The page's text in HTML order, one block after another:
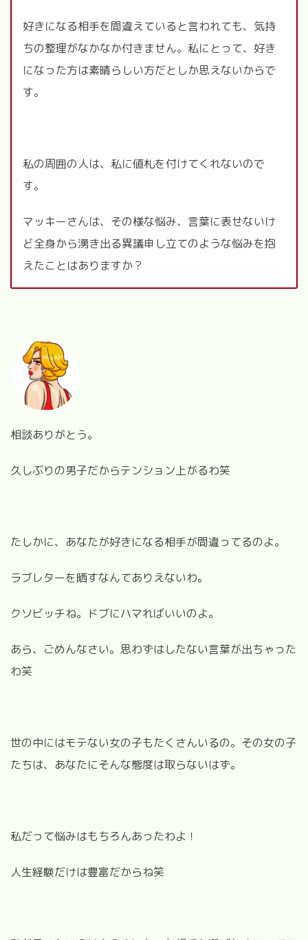
好きになる相手を間違えていると言われても、気持
ちの整理がなかなか付きません。私にとって、好き
になった方は素晴らしい方だとしか思えないからで
す。
私の周囲の人は、私に値札を付けてくれないので
す。
マッキーさんは、その様な悩み、言葉に表せないけ
ど全身から湧き出る異議申し立てのような悩みを抱
えたことはありますか？
相談ありがとう。
久しぶりの男子だからテンション上がるわ笑
たしかに、あなたが好きになる相手が間違ってるのよ。
ラブレターを晒すなんてありえないわ。
クソビッチね。ドブにハマればいいのよ。
あら、ごめんなさい。思わずはしたない言葉が出ちゃった
わ笑
世の中にはモテない女の子もたくさんいるの。その女の子
たちは、あなたにそんな態度は取らないはず。
私だって悩みはもちろんあったわよ！
人生経験だけは豊富だからね笑